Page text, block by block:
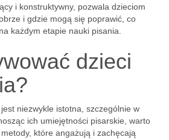
i konstruktywny, pozwala dzieciom
i gdzie mogą się poprawić, co
każdym etapie nauki pisania.
dzieci
niezwykle istotna, szczególnie w
ich umiejętności pisarskie, warto
które angażują i zachęcają